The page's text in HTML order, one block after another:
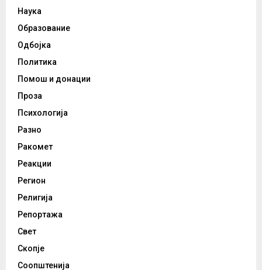
Наука
Образование
Одбојка
Политика
Помош и донации
Проза
Психологија
Разно
Ракомет
Реакции
Регион
Религија
Репортажа
Свет
Скопје
Соопштенија